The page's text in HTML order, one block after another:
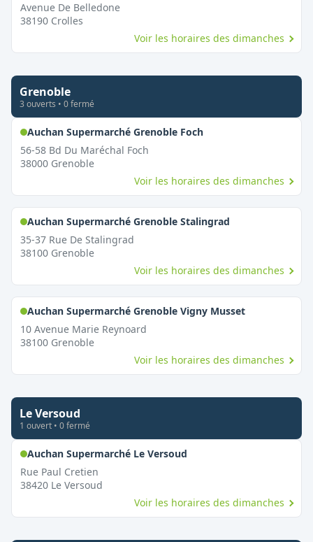
Avenue De Belledone
38190 Crolles
Voir les horaires des dimanches
Grenoble
3 ouverts • 0fermé
Auchan Supermarché Grenoble Foch,
56-58 Bd Du Maréchal Foch
38000 Grenoble
Voir les horaires des dimanches
Auchan Supermarché Grenoble Stalingrad,
35-37 Rue De Stalingrad
38100 Grenoble
Voir les horaires des dimanches
Auchan Supermarché Grenoble Vigny Musset,
10 Avenue Marie Reynoard
38100 Grenoble
Voir les horaires des dimanches
Le Versoud
1 ouvert • 0fermé
Auchan Supermarché Le Versoud,
Rue Paul Cretien
38420 Le Versoud
Voir les horaires des dimanches